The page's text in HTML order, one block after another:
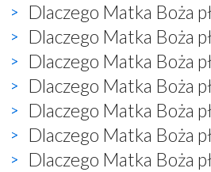
Dlaczego Matka Boża
Dlaczego Matka Boża
Dlaczego Matka Boża
Dlaczego Matka Boża
Dlaczego Matka Boża
Dlaczego Matka Boża
Dlaczego Matka Boża